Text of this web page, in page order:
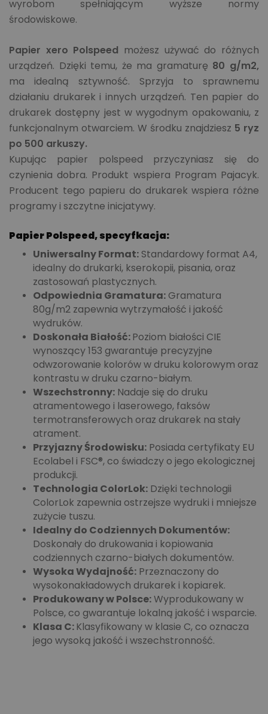
wyrobom spełniającym wyższe normy
środowiskowe.
Papier xero Polspeed możesz używać do różnych
urządzeń. Dzięki temu, że ma gramaturę 80 g/m2,
ma idealną sztywność. Sprzyja to sprawnemu
działaniu drukarek i innych urządzeń. Ten papier do
drukarek dostępny jest w wygodnym opakowaniu, z
funkcjonalnym otwarciem. W środku znajdziesz 5 ryz
po 500 arkuszy.
Kupując papier polspeed przyczyniasz się do
czynienia dobra. Produkt wspiera Program Pajacyk.
Producent tego papieru do drukarek wspiera różne
programy i szczytne inicjatywy.
Papier Polspeed, specyfkacja:
Uniwersalny Format: Standardowy format A4,
idealny do drukarki, kserokopii, pisania, oraz
zastosowań plastycznych.
Odpowiednia Gramatura: Gramatura
80g/m2 zapewnia wytrzymałość i jakość
wydruków.
Doskonała Białość:Poziom białości CIE
wynoszący 153 gwarantuje precyzyjne
odwzorowanie kolorów w druku kolorowym oraz
kontrastu w druku czarno-białym.
Wszechstronny: Nadaje się do druku
atramentowego i laserowego, faksów
termotransferowych oraz drukarek na stały
atrament.
Przyjazny Środowisku: Posiada certyfikaty EU
Ecolabel i FSC®, co świadczy o jego ekologicznej
produkcji.
Technologia ColorLok: Dzięki technologii
ColorLok zapewnia ostrzejsze wydruki i mniejsze
zużycie tuszu.
Idealny do Codziennych Dokumentów:
Doskonały do drukowania i kopiowania
codziennych czarno-białych dokumentów.
Wysoka Wydajność: Przeznaczony do
wysokonakładowych drukarek i kopiarek.
Produkowany w Polsce:Wyprodukowany w
Polsce, co gwarantuje lokalną jakość i wsparcie.
Klasa C:Klasyfikowany w klasie C, co oznacza
jego wysoką jakość i wszechstronność.